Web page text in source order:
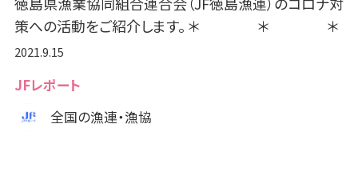
策への活動をご紹介します。 ＊ ＊ ＊
2021.9.15
JFレポート
全国の漁連・漁協